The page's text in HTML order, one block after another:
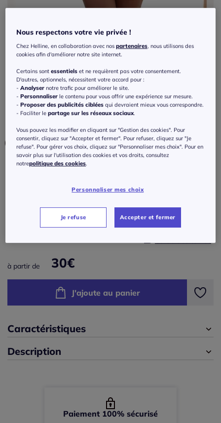
Exclu web
teintés
Réf : 766.229.002 4.7/ 5- 3avis
Choisir une couleur :
Veuillez sélectionner une taille
34/36 -En stock
38/40 -
En stock
46/48 -En stock
50/52 -En stock
à partir de 30€
J'ajoute au panier
Caractéristiques
Description
Paiement 100% sécurisé
Nous respectons votre vie privée !
Chez Helline, en collaboration avec nospartenaires, nous utilisons des
cookies afin d'améliorer notre site internet.
Certains sontessentiels et ne requièrent pas votre consentement.
D'autres, optionnels, nécessitent votre accord pour :
-Analyser notre trafic pour améliorer le site.
-Personnaliser le contenu pour vous offrir une expérience sur mesure.
-Proposer des publicités ciblées qui devraient mieux vous correspondre.
- Faciliter lepartage sur les réseaux sociaux.
Vous pouvez les modifier en cliquant sur "Gestion des cookies". Pour
consentir, cliquez sur "Accepter et fermer". Pour refuser, cliquez sur "Je
refuse". Pour gérer vos choix, cliquez sur "Personnaliser mes choix". Pour en
savoir plus sur l'utilisation des cookies et vos droits, consultez
notrepolitique des cookies.
Personnaliser mes choix
Je refuse Accepter et fermer